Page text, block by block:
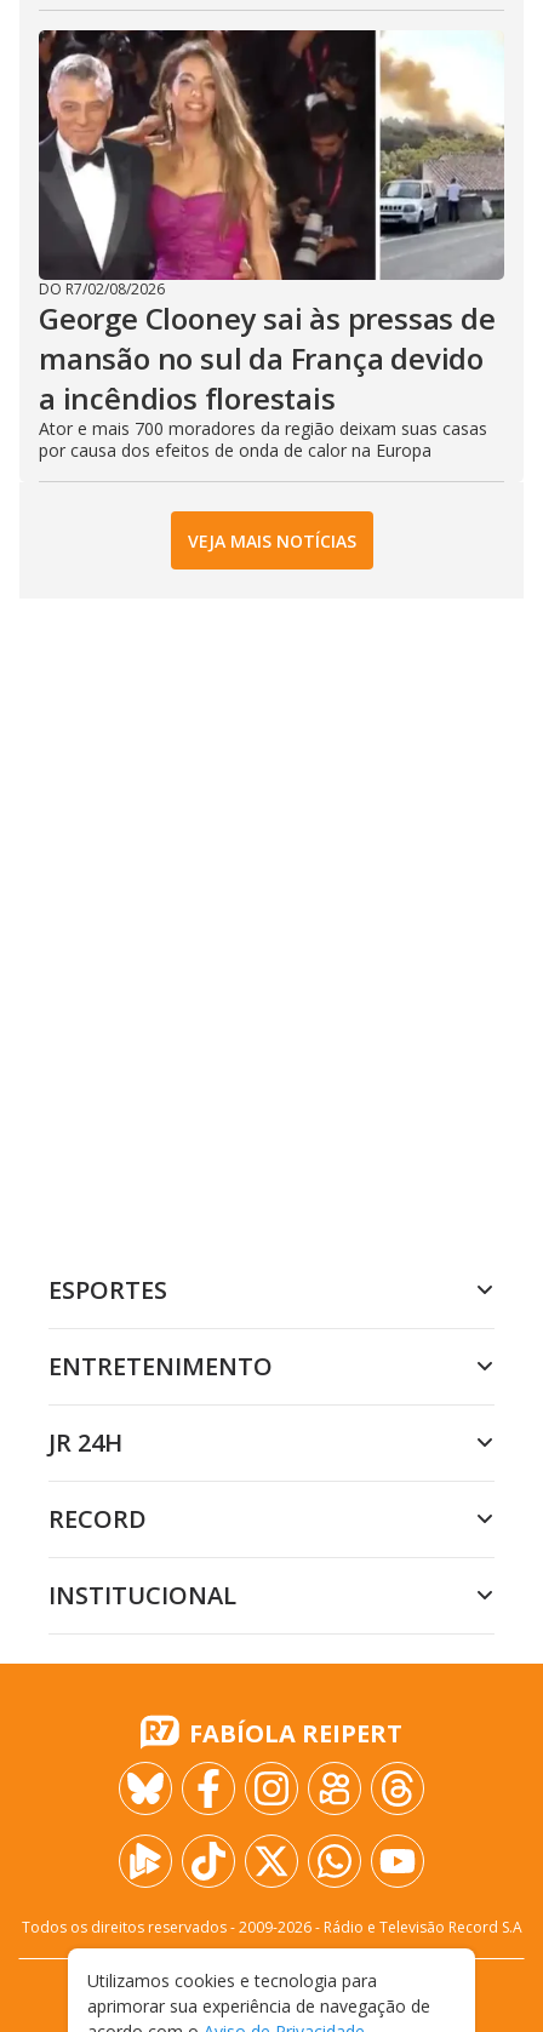
DO R7/02/08/2026
George Clooney sai às pressas de
mansão no sul da França devido
a incêndios florestais
Ator e mais 700 moradores da região deixam suas casas
por causa dos efeitos de onda de calor na Europa
VEJA MAIS NOTÍCIAS
ESPORTES
ENTRETENIMENTO
JR 24H
RECORD
INSTITUCIONAL
FABÍOLA REIPERT
Todos os direitos reservados - 2009-2026- Rádio e Televisão Record S.A
FALE CONOSCO
PRIVACIDADE
TERMOS E CONDIÇÕES DE USO
Utilizamos cookies e tecnologia para
aprimorar sua experiência de navegação de